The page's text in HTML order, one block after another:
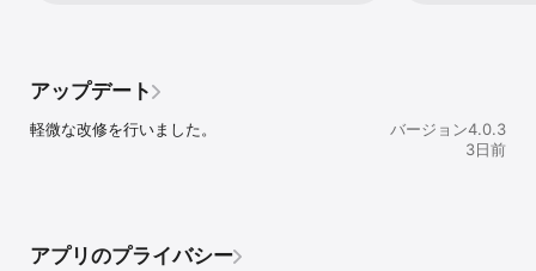
▼メニュー
デニーズのメニューや価格、栄養成分をご確認いただけます。
▼クーポン
デニーズの店舗でお使いいただけるお得なクーポンを配信していま
の情報をご確認いただけます。
せていただきます。
アップデート
軽微な改修を行いました。
バージョン4.0.3
3日前
アプリのプライバシー